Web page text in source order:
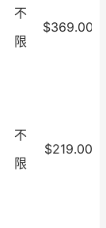
不
限
$369.00
不
限
$219.00